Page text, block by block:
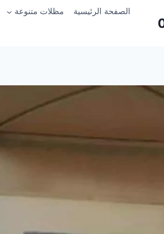
الصفحة الرئيسية مظلات متنوعة